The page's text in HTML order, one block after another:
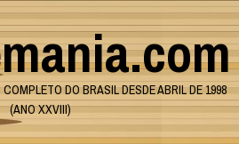
DO BRASIL DESDE ABRIL DE 1998
(ANO XXVIII)